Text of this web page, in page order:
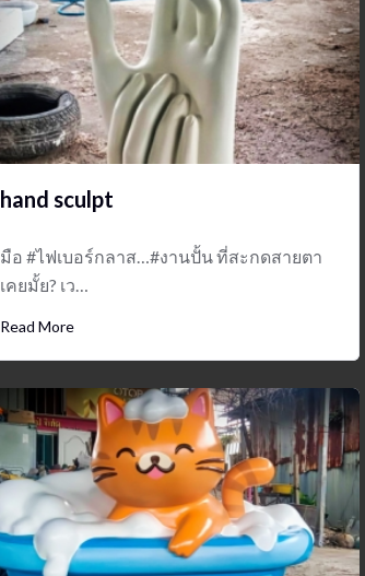
hand sculpt
มือ #ไฟเบอร์กลาส…#งานปั้น ที่สะกดสายตา
เคยมั้ย? เว…
Read More